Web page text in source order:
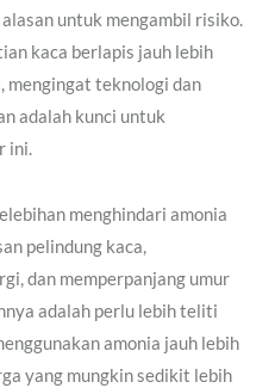
untuk mengambil risiko.
kaca berlapis jauh lebih
mengingat teknologi dan
adalah kunci untuk
ini.
menghindari amonia
pelindung kaca,
dan memperpanjang umur
adalah perlu lebih teliti
amonia jauh lebih
yang mungkin sedikit lebih